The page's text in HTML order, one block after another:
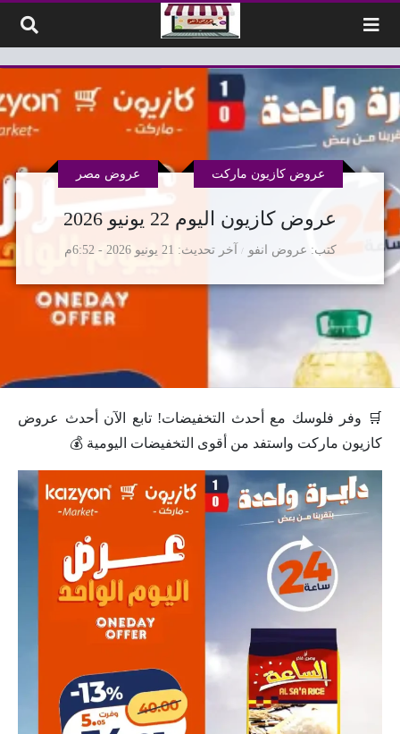
عروض كازيون اليوم 22 يونيو 2026
كتب عروض انفو
عروض كازيون ماركت عروض مصر
آخر تحديث 21 يونيو 2026 - 6:52م
🛒 وفر فلوسك مع أحدث التخفيضات! تابع الآن أحدث عروض
كازيون ماركت واستفد من أقوى التخفيضات اليومية 💰